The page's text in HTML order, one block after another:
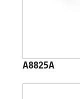
A8825A